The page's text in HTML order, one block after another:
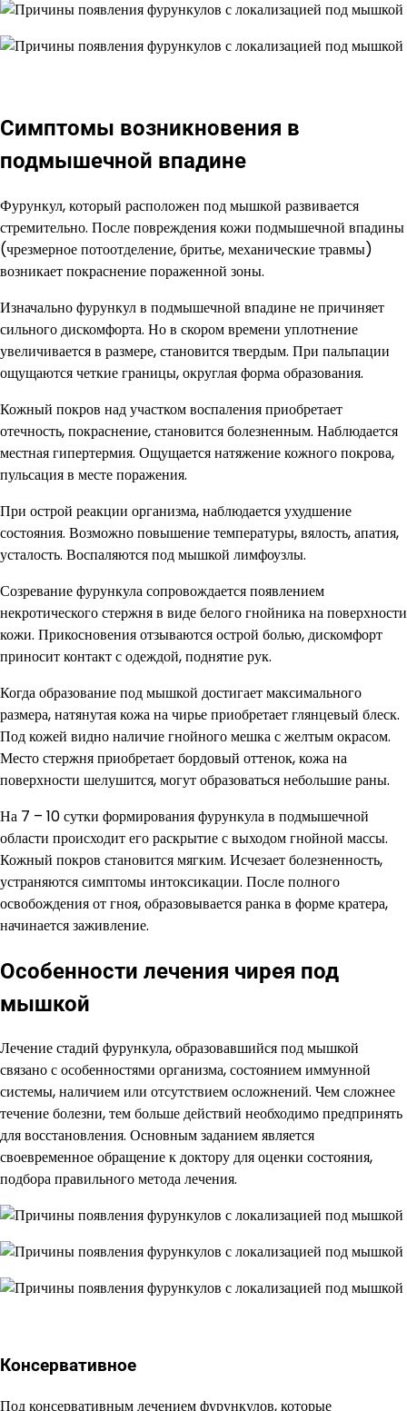
Симптомы возникновения в
подмышечной впадине
Фурункул, который расположен под мышкой развивается
стремительно. После повреждения кожи подмышечной впадины
(чрезмерное потоотделение, бритье, механические травмы)
возникает покраснение пораженной зоны.
Изначально фурункул в подмышечной впадине не причиняет
сильного дискомфорта. Но в скором времени уплотнение
увеличивается в размере, становится твердым. При пальпации
ощущаются четкие границы, округлая форма образования.
Кожный покров над участком воспаления приобретает
отечность, покраснение, становится болезненным. Наблюдается
местная гипертермия. Ощущается натяжение кожного покрова,
пульсация в месте поражения.
При острой реакции организма, наблюдается ухудшение
состояния. Возможно повышение температуры, вялость, апатия,
усталость. Воспаляются под мышкой лимфоузлы.
Созревание фурункула сопровождается появлением
некротического стержня в виде белого гнойника на поверхности
кожи. Прикосновения отзываются острой болью, дискомфорт
приносит контакт с одеждой, поднятие рук.
Когда образование под мышкой достигает максимального
размера, натянутая кожа на чирье приобретает глянцевый блеск.
Под кожей видно наличие гнойного мешка с желтым окрасом.
Место стержня приобретает бордовый оттенок, кожа на
поверхности шелушится, могут образоваться небольшие раны.
На 7 – 10 сутки формирования фурункула в подмышечной
области происходит его раскрытие с выходом гнойной массы.
Кожный покров становится мягким. Исчезает болезненность,
устраняются симптомы интоксикации. После полного
освобождения от гноя, образовывается ранка в форме кратера,
начинается заживление.
Особенности лечения чирея под
мышкой
Лечение стадий фурункула, образовавшийся под мышкой
связано с особенностями организма, состоянием иммунной
системы, наличием или отсутствием осложнений. Чем сложнее
течение болезни, тем больше действий необходимо предпринять
для восстановления. Основным заданием является
своевременное обращение к доктору для оценки состояния,
подбора правильного метода лечения.
Консервативное
Под консервативным лечением фурункулов, которые